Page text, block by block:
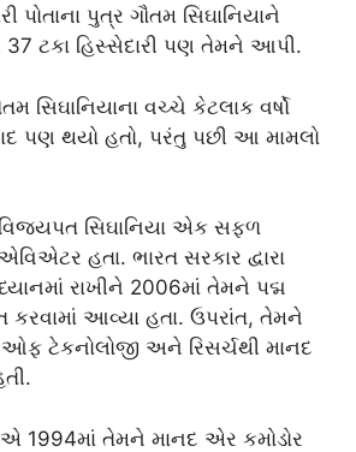
પોતાના પુત્ર ગૌતમ સિઘાનિયાને
37 ટકા હિસ્સેદારી પણ તેમને આપી.
સિઘાનિયાના વચ્ચે કેટલાક વર્ષો
પણ થયો હતો, પરંતુ પછી આ મામલો
સિઘાનિયા એક સફળ
હતા. ભારત સરકાર દ્વારા
રાખીને 2006માં તેમને પદ્મ
કરવામાં આવ્યા હતા. ઉપરાંત, તેમને
ટેકનોલોજી અને રિસર્ચથી માનદ
1994માં તેમને માનદ એર કમોડોર